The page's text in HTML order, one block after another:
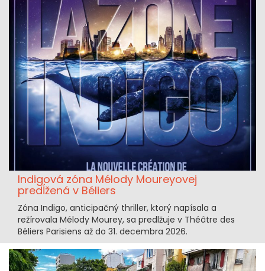
Indigová zóna Mélody Moureyovej
predĺžená v Béliers
Zóna Indigo, anticipačný thriller, ktorý napísala a
režírovala Mélody Mourey, sa predlžuje v Théâtre des
Béliers Parisiens až do 31. decembra 2026.